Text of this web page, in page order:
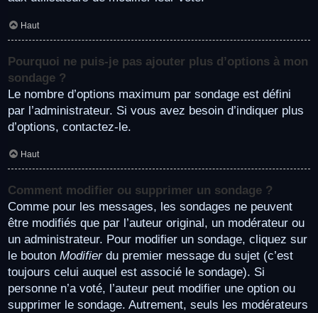
Haut
Pourquoi ne puis-je pas ajouter plus d’options à mon
sondage ?
Le nombre d’options maximum par sondage est défini
par l’administrateur. Si vous avez besoin d’indiquer plus
d’options, contactez-le.
Haut
Comment modifier ou supprimer un sondage ?
Comme pour les messages, les sondages ne peuvent
être modifiés que par l’auteur original, un modérateur ou
un administrateur. Pour modifier un sondage, cliquez sur
le bouton Modifierdu premier message du sujet (c’est
toujours celui auquel est associé le sondage). Si
personne n’a voté, l’auteur peut modifier une option ou
supprimer le sondage. Autrement, seuls les modérateurs